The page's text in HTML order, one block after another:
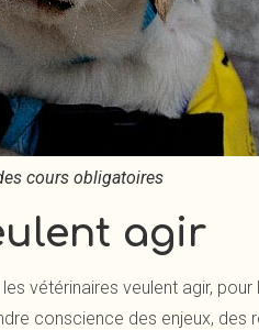
cours obligatoires
agir
vétérinaires veulent agir,
conscience des enjeux,